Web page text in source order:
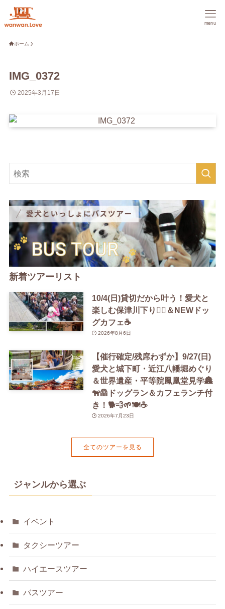
menu
ホーム
IMG_0372
2025年3月17日
新着ツアーリスト
10/4(日)貸切だから叶う！愛犬と
楽しむ保津川下り🚣‍♀️＆NEWドッ
グカフェ☕️
2026年8月6日
【催行確定/残席わずか】9/27(日)
愛犬と城下町・近江八幡堀めぐり
＆世界遺産・平等院鳳凰堂見学🏯
🐕‍🦺ドッグラン＆カフェランチ付
き！🐕💨🌱🍽️☕️
2026年7月23日
全てのツアーを見る
ジャンルから選ぶ
イベント
タクシーツアー
ハイエースツアー
バスツアー